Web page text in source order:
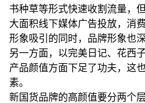
书种草等形式快速收割流量，
大面积线下媒体广告投放，消
形象吸引的同时，品牌形象也深
另一方面，以完美日记、花西
产品颜值方面下足了功夫，这
素。
新国货品牌的高颜值要分两个